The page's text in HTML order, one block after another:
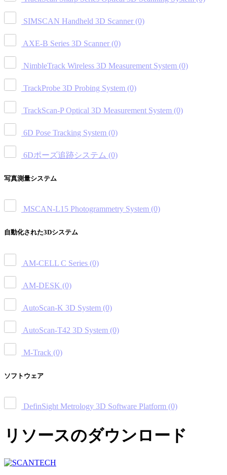
SIMSCAN Handheld 3D Scanner (0)
AXE-B Series 3D Scanner (0)
NimbleTrack Wireless 3D Measurement System (0)
TrackProbe 3D Probing System (0)
TrackScan-P Optical 3D Measurement System (0)
6D Pose Tracking System (0)
6Dポーズ追跡システム (0)
写真測量システム
MSCAN-L15 Photogrammetry System (0)
自動化された3Dシステム
AM-CELL C Series (0)
AM-DESK (0)
AutoScan-K 3D System (0)
AutoScan-T42 3D System (0)
M-Track (0)
ソフトウェア
DefinSight Metrology 3D Software Platform (0)
リソースのダウンロード